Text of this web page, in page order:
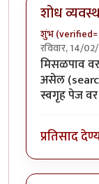
शोध
शुंभ
रविवार, 14/
मिसळपाव
असेल
स्वगृह पेज वर
प्रतिसाद